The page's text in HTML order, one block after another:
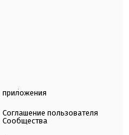
приложения
Соглашение пользователя
Сообщества